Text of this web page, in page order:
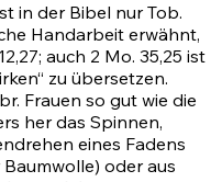
in der Bibel nur Tob.
Handarbeit erwähnt,
auch 2 Mo. 35,25 ist
zu übersetzen.
Frauen so gut wie die
her das Spinnen,
eines Fadens
oder aus